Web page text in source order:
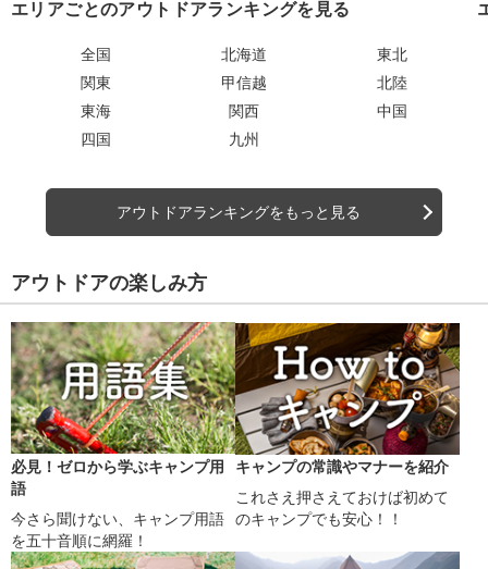
エリアごとのアウトドアランキングを見る
全国 北海道
東北
関東
甲信越
北陸
東海
関西
中国
四国
九州
アウトドアランキングをもっと見る
アウトドアの楽しみ方
必見！ゼロから学ぶキャンプ用
語
今さら聞けない、キャンプ用語
を五十音順に網羅！
キャンプの常識やマナーを紹介
これさえ押さえておけば初めて
のキャンプでも安心！！